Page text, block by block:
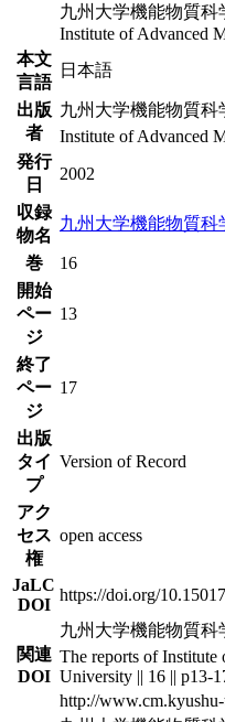
九州大学機能物質科
Institute of Advanced
本文
言語
日本語
出版
者
九州大学機能物質科
Institute of Advanced
発行
日
2002
収録
物名
九州大学機能物質科
巻
16
開始
ペー
ジ
13
終了
ペー
ジ
17
出版
タイ
プ
Version of Record
アク
セス
権
open access
JaLC
DOI
https://doi.org/
関連
DOI
九州大学機能物質科
The reports of
University || 16 || p13-
http://